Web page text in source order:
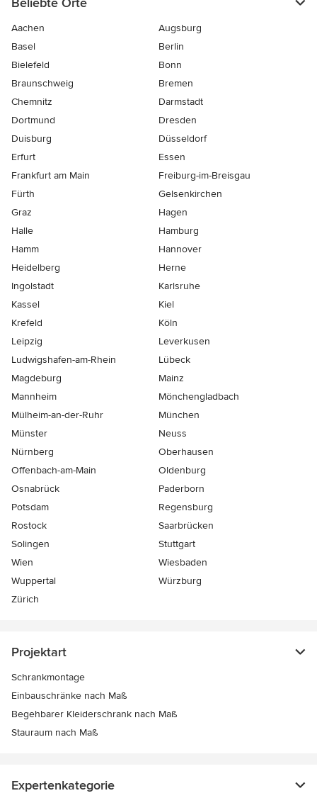
Aachen
Augsburg
Basel
Berlin
Bielefeld
Bonn
Braunschweig
Bremen
Chemnitz
Darmstadt
Dortmund
Dresden
Duisburg
Düsseldorf
Erfurt
Essen
Frankfurt am Main
Freiburg-im-Breisgau
Fürth
Gelsenkirchen
Graz
Hagen
Halle
Hamburg
Hamm
Hannover
Heidelberg
Herne
Ingolstadt
Karlsruhe
Kassel
Kiel
Krefeld
Köln
Leipzig
Leverkusen
Ludwigshafen-am-Rhein
Lübeck
Magdeburg
Mainz
Mannheim
Mönchen­gladbach
Mülheim-an-der-Ruhr
München
Münster
Neuss
Nürnberg
Oberhausen
Offenbach-am-Main
Oldenburg
Osnabrück
Paderborn
Potsdam
Regensburg
Rostock
Saarbrücken
Solingen
Stuttgart
Wien
Wiesbaden
Wuppertal
Würzburg
Zürich
Projektart
Schrankmontage
Einbauschränke nach Maß
Begehbarer Kleiderschrank nach Maß
Stauraum nach Maß
Expertenkategorie